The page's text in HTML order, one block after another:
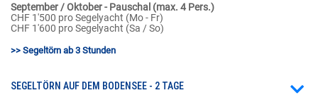
September / Oktober - Pauschal (max. 4 Pers.)
CHF 1'500 pro Segelyacht (Mo - Fr)
CHF 1'600 pro Segelyacht (Sa / So)
>> Segeltörn ab 3 Stunden
SEGELTÖRN AUF DEM BODENSEE - 2 TAGE